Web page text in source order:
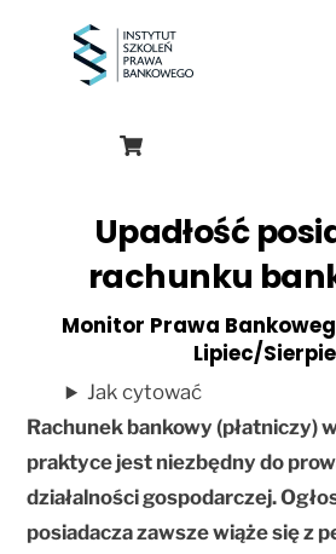
Upadłość
rachunku
Monitor Prawa
Lipiec/
Jak cytować
Rachunek bankowy (płatniczy)
praktyce jest niezbędny do
działalności gospodarczej.
posiadacza zawsze wiąże się z